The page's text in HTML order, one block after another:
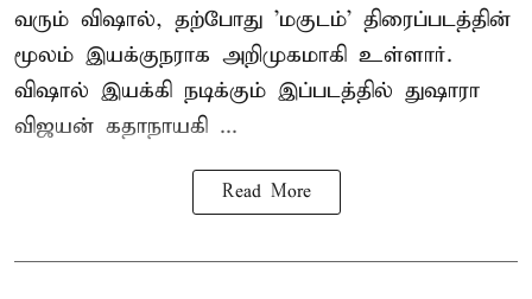
வரும் விஷால், தற்போது 'மகுடம்' திரைப்படத்தின்
மூலம் இயக்குநராக அறிமுகமாகி உள்ளார்.
விஷால் இயக்கி நடிக்கும் இப்படத்தில் துஷாரா
விஜயன் கதாநாயகி ...
Read More